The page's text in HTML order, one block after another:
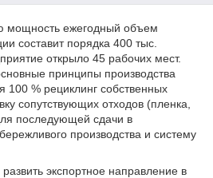
мощность ежегодный объем
составит порядка 400 тыс.
открыло 45 рабочих мест.
принципы производства
% рециклинг собственных
сопутствующих отходов (пленка,
последующей сдачи в
производства и систему
экспортное направление в